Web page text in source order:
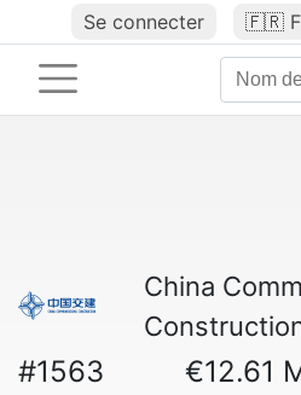
Se connecter 🇫🇷
China
#1563 €12.61